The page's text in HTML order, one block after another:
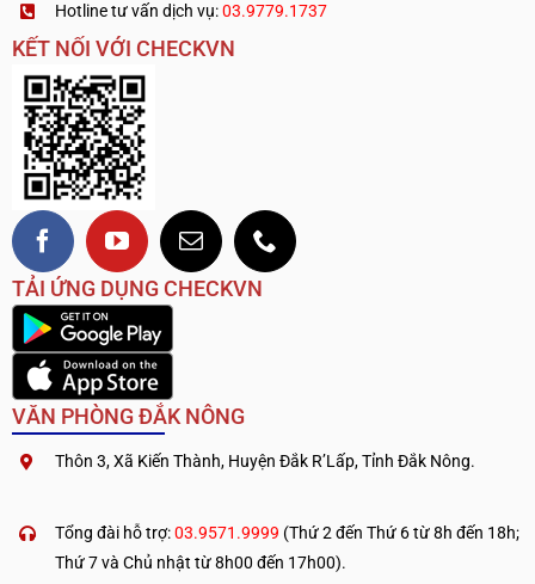
Hotline tư vấn dịch vụ:03.9779.1737
KẾT NỐI VỚI CHECKVN
TẢI ỨNG DỤNG CHECKVN
VĂN PHÒNG ĐẮK NÔNG
Thôn 3, Xã Kiến Thành, Huyện Đắk R’Lấp, Tỉnh Đắk Nông.
Tổng đài hỗ trợ:03.9571.9999 (Thứ 2 đến Thứ 6 từ 8h đến 18h;
Thứ 7 và Chủ nhật từ 8h00 đến 17h00).